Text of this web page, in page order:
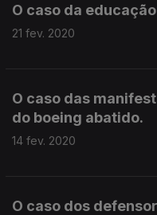
O caso da
21 fev. 2020
O caso das
do boeing abatido.
14 fev. 2020
O caso dos